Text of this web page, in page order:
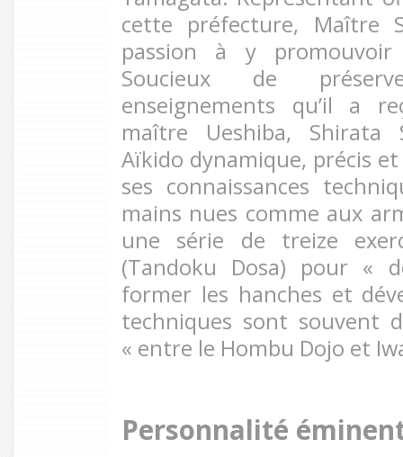
cette préfecture, Maître
passion à y
Soucieux de
enseignements qu’il a
maître Ueshiba, Shirata
Aïkido dynamique, précis
ses connaissances
mains nues comme aux
une série de treize
(Tandoku Dosa) pour «
former les hanches et
techniques sont souvent
« entre le Hombu Dojo et
Personnalité